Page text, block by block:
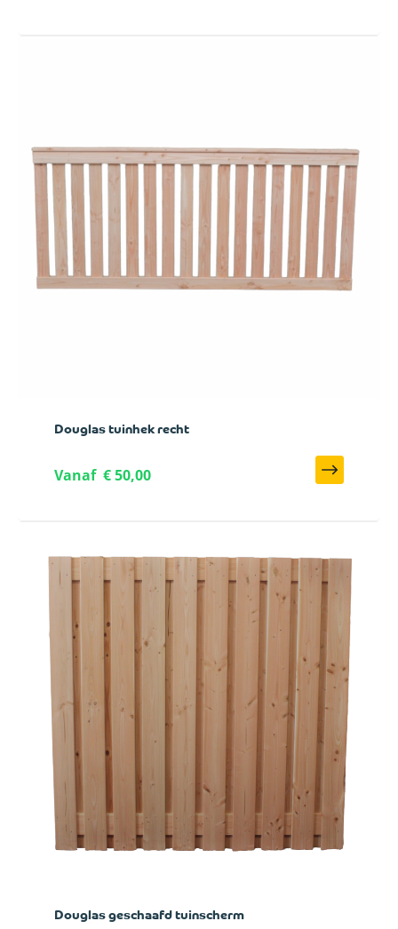
Douglas tuinhek recht
€ 50,00
Vanaf
Douglas geschaafd tuinscherm